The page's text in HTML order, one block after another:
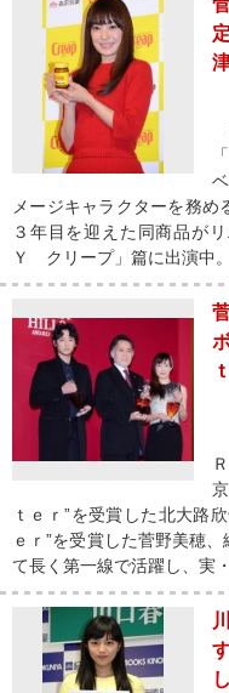
メージキャラクターを務
３年目を迎えた同商品が
Ｙ クリープ」篇に出演中
ｔｅｒ”を受賞した北大
ｅｒ”を受賞した菅野美穂
て長く第一線で活躍し、実